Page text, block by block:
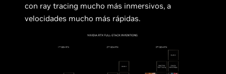
con ray tracing mucho más inmersivos, a
velocidades mucho más rápidas.